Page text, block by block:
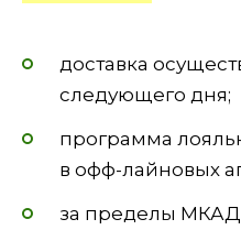
доставка
следующего дня;
программа
в офф-лайновых
за пределы МКАД